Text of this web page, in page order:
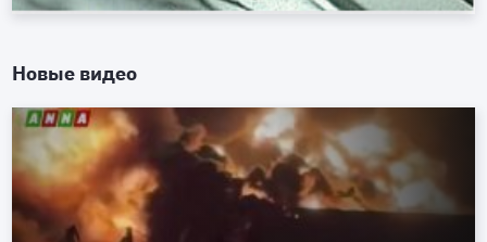
Новые видео